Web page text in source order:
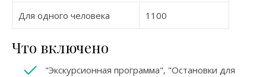
Для одного человека 1100
Что включено
"Экскурсионная программа", "Остановки для